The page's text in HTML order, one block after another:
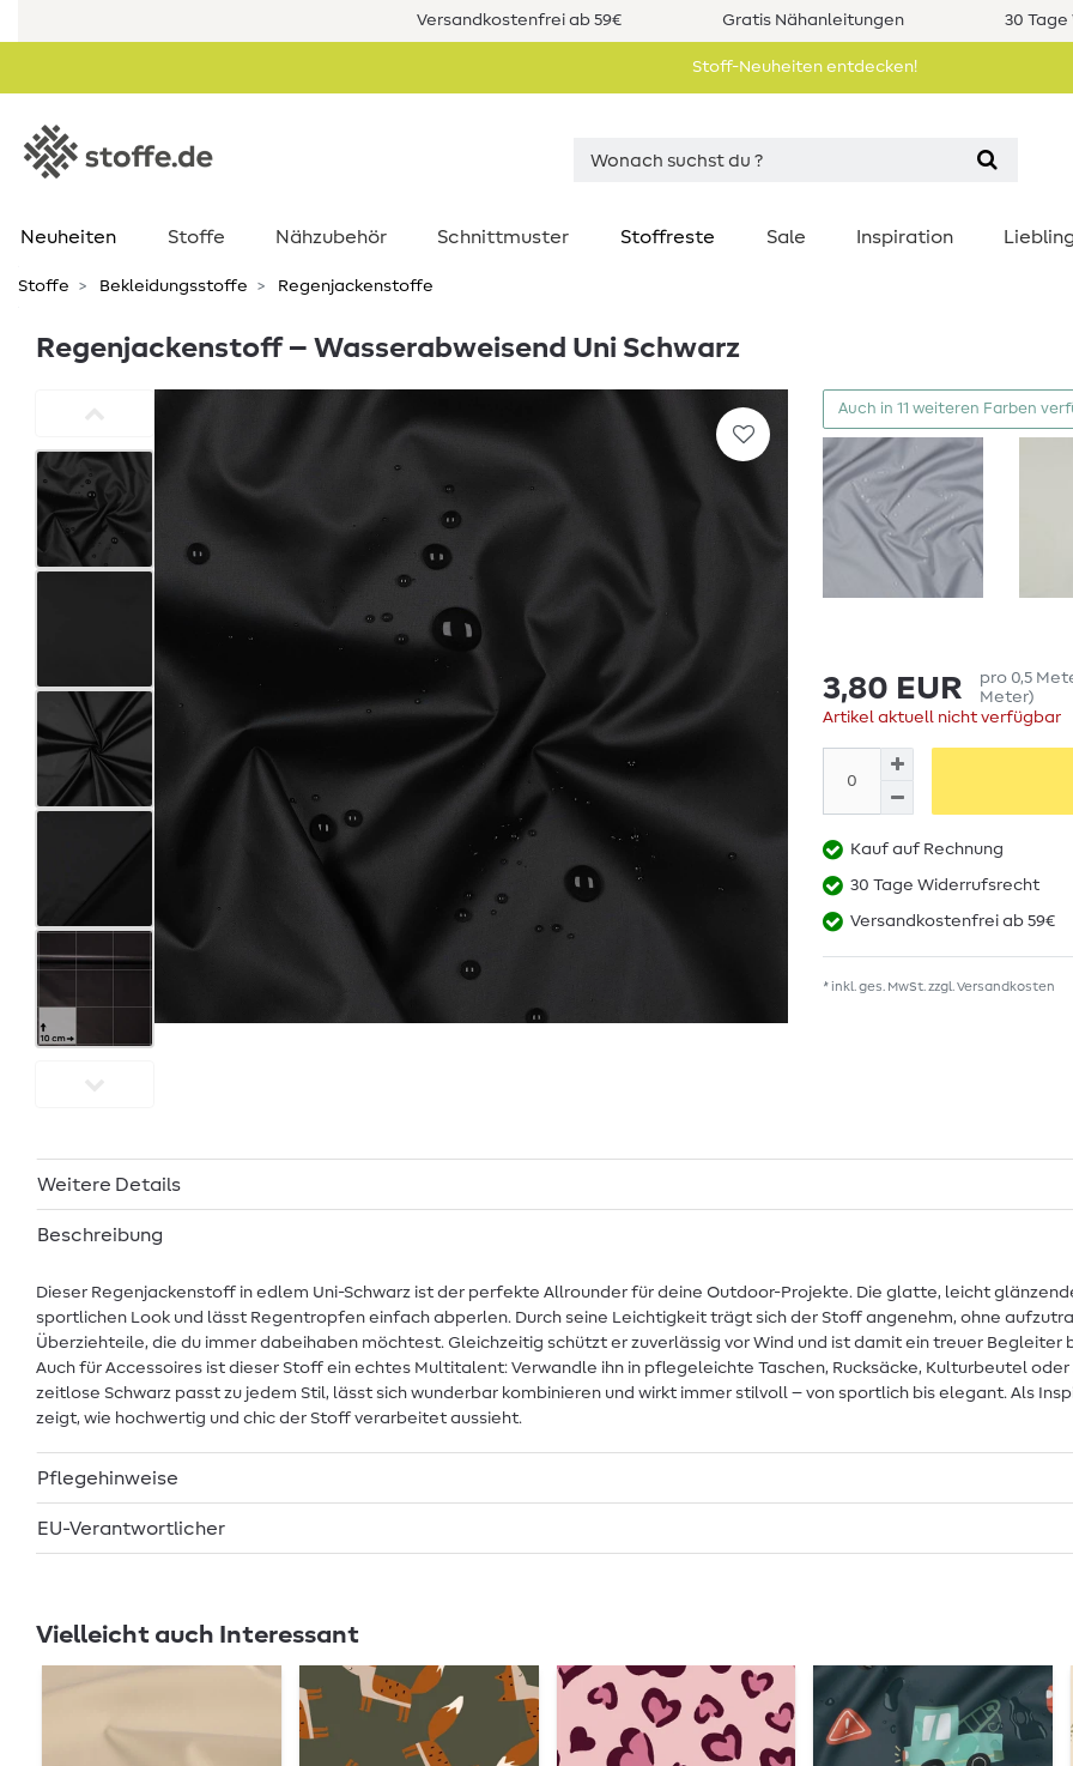
Versandkostenfrei ab 59€ Gratis Nähanleitungen 30
Stoff-Neuheiten entdecken!
Neuheiten Stoffe Nähzubehör Schnittmuster Stoffreste Sale Inspiration
Stoffe Bekleidungsstoffe Regenjackenstoffe
Regenjackenstoff – Wasserabweisend Uni Schwarz
Auch in 11 weiteren Farben
3,80 EUR pro 0,5
Meter)
Artikel aktuell nicht verfügbar
Kauf auf Rechnung
30 Tage Widerrufsrecht
Versandkostenfrei ab 59€
* inkl. ges. MwSt. zzgl.Versandkosten
Weitere Details
Beschreibung
Dieser Regenjackenstoff in edlem Uni-Schwarz ist der perfekte Allrounder für deine Outdoor-Projekte. Die glatte, leicht
sportlichen Look und lässt Regentropfen einfach abperlen. Durch seine Leichtigkeit trägt sich der Stoff angenehm, ohne
Überziehteile, die du immer dabeihaben möchtest. Gleichzeitig schützt er zuverlässig vor Wind und ist damit ein treuer Begleiter
Auch für Accessoires ist dieser Stoff ein echtes Multitalent: Verwandle ihn in pflegeleichte Taschen, Rucksäcke, Kulturbeutel
zeitlose Schwarz passt zu jedem Stil, lässt sich wunderbar kombinieren und wirkt immer stilvoll – von sportlich bis elegant. Als
zeigt, wie hochwertig und chic der Stoff verarbeitet aussieht.
Pflegehinweise
EU-Verantwortlicher
Vielleicht auch Interessant